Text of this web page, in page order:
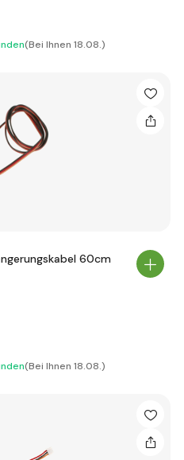
(Bei Ihnen 18.08.)
60cm
(Bei Ihnen 18.08.)